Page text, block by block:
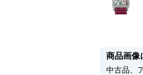
商品画像
中古品、